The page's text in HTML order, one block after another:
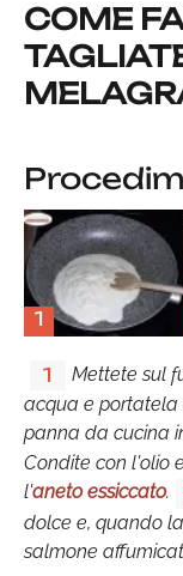
COME
1
1
Mettete sul
acqua e portatela
panna da cucina
Condite con l'olio
l'aneto essiccato.
dolce e, quando
salmone